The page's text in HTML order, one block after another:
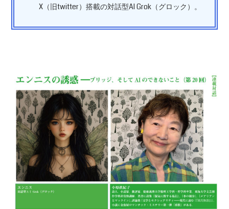
X（旧twitter）搭載の対話型AI Grok（グロック）。